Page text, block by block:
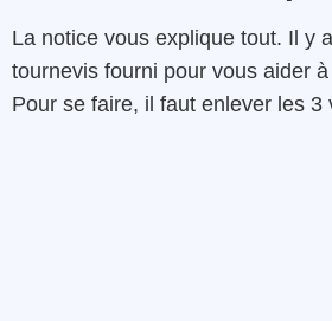
La notice vous explique tout. Il y
tournevis fourni pour vous aider à
Pour se faire, il faut enlever les 3